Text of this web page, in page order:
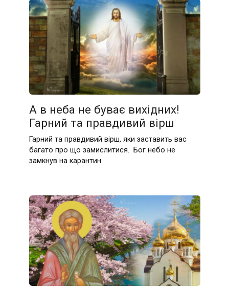
А в неба не буває вихідних!
Гарний та правдивий вірш
Гарний та правдивий вірш, яки заставить вас
багато про що замислитися. Бог небо не
замкнув на карантин